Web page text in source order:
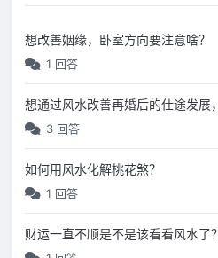
想改善姻缘，卧室方向要注意啥？
1 回答
想通过风水改善再婚后的仕途发展
3 回答
如何用风水化解桃花煞？
1 回答
财运一直不顺是不是该看看风水了？